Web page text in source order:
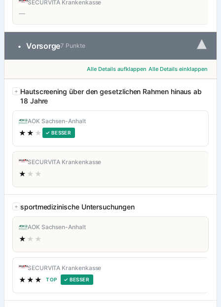
SECURVITA Krankenkasse
—
• Vorsorge7 Punkte ▾
Alle Details aufklappen Alle Details einklappen
Hautscreening über den gesetzlichen Rahmen hinaus ab
18 Jahre
AOK Sachsen-Anhalt
★★ ★ ✓ BESSER
SECURVITA Krankenkasse
★ ★★
sportmedizinische Untersuchungen
AOK Sachsen-Anhalt
★ ★★
SECURVITA Krankenkasse
★★★ TOP ✓ BESSER